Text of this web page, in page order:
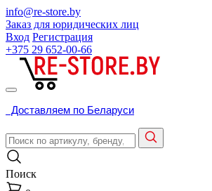
info@re-store.by
Заказ для юридических лиц
Вход Регистрация
+375 29 652-00-66
Доставляем по Беларуси
Поиск